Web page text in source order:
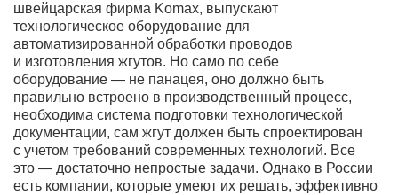
швейцарская фирма Komax, выпускают
технологическое оборудование для
автоматизированной обработки проводов
и изготовления жгутов. Но само по себе
оборудование — не панацея, оно должно быть
правильно встроено в производственный процесс,
необходима система подготовки технологической
документации, сам жгут должен быть спроектирован
с учетом требований современных технологий. Все
это — достаточно непростые задачи. Однако в России
есть компании, которые умеют их решать, эффективно